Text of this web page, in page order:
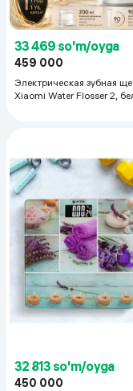
33 469 so'm/oyga
459 000
Электрическая зубная
Xiaomi Water Flosser 2,
32 813 so'm/oyga
450 000